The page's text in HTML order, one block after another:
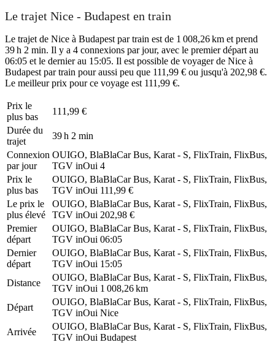
Le trajet Nice - Budapest en train
Le trajet de Nice à Budapest par train est de 1 008,26 km et prend
39 h 2 min. Il y a 4 connexions par jour, avec le premier départ au
06:05 et le dernier au 15:05. Il est possible de voyager de Nice à
Budapest par train pour aussi peu que 111,99 € ou jusqu'à 202,98 €.
Le meilleur prix pour ce voyage est 111,99 €.
Prix ​​le
plus bas
111,99 €
Durée du
trajet
39 h 2 min
Connexion
par jour
OUIGO, BlaBlaCar Bus, Karat - S, FlixTrain, FlixBus,
TGV inOui 4
Prix ​​le
plus bas
OUIGO, BlaBlaCar Bus, Karat - S, FlixTrain, FlixBus,
TGV inOui 111,99 €
Le prix le
plus élevé
OUIGO, BlaBlaCar Bus, Karat - S, FlixTrain, FlixBus,
TGV inOui 202,98 €
Premier
départ
OUIGO, BlaBlaCar Bus, Karat - S, FlixTrain, FlixBus,
TGV inOui 06:05
Dernier
départ
OUIGO, BlaBlaCar Bus, Karat - S, FlixTrain, FlixBus,
TGV inOui 15:05
Distance
OUIGO, BlaBlaCar Bus, Karat - S, FlixTrain, FlixBus,
TGV inOui 1 008,26 km
Départ
OUIGO, BlaBlaCar Bus, Karat - S, FlixTrain, FlixBus,
TGV inOui Nice
Arrivée
OUIGO, BlaBlaCar Bus, Karat - S, FlixTrain, FlixBus,
TGV inOui Budapest